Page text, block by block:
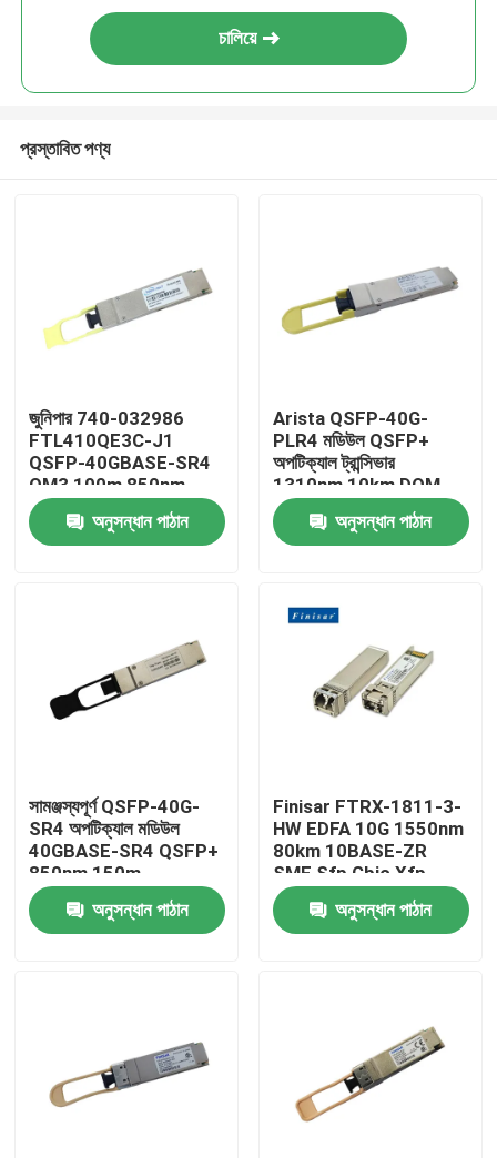
কারখানা ভ্রমণ
মান নিয়ন্ত্রণ
যোগাযোগ করুন
খবর
400G/800G অপটিক্যাল মডিউল
চালিয়ে
প্রস্তাবিত পণ্য
জুনিপার 740-032986
FTL410QE3C-J1
QSFP-40GBASE-SR4
OM3 100m 850nm
Finisar ফাইবার অপটিক
সরঞ্জাম
অনুসন্ধান পাঠান
Arista QSFP-40G-
PLR4 মডিউল QSFP+
অপটিক্যাল ট্রান্সিভার
1310nm 10km DOM
MTP/MPO-12 SMF
অনুসন্ধান পাঠান
সামঞ্জস্যপূর্ণ QSFP-40G-
SR4 অপটিক্যাল মডিউল
40GBASE-SR4 QSFP+
850nm 150m
MTP/MPO ট্রান্সসিভার
অনুসন্ধান পাঠান
Finisar FTRX-1811-3-
HW EDFA 10G 1550nm
80km 10BASE-ZR
SMF Sfp Gbic Xfp
Qsfp
অনুসন্ধান পাঠান